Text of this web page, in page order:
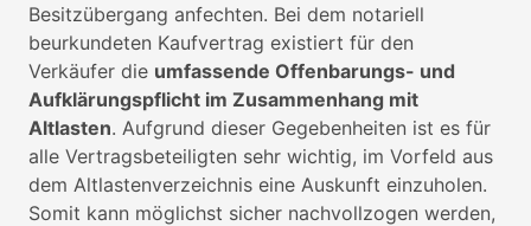
Besitzübergang anfechten. Bei dem notariell
beurkundeten Kaufvertrag existiert für den
Verkäufer die umfassende Offenbarungs- und
Aufklärungspflicht im Zusammenhang mit
Altlasten. Aufgrund dieser Gegebenheiten ist es für
alle Vertragsbeteiligten sehr wichtig, im Vorfeld aus
dem Altlastenverzeichnis eine Auskunft einzuholen.
Somit kann möglichst sicher nachvollzogen werden,